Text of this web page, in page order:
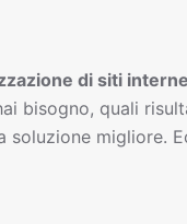
di siti interne
bisogno, quali
soluzione migliore.